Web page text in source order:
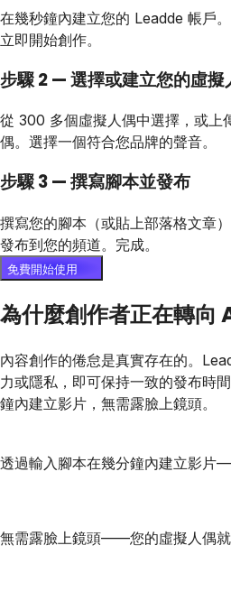
在幾秒鐘內建立您的 Leadde 帳戶
立即開始創作。
步驟 2 — 選擇或建立您的虛擬
從 300 多個虛擬人偶中選擇，或上
偶。選擇一個符合您品牌的聲音。
步驟 3 — 撰寫腳本並發布
撰寫您的腳本（或貼上部落格文章
發布到您的頻道。完成。
免費開始使用
為什麼創作者正在轉向
內容創作的倦怠是真實存在的。
力或隱私，即可保持一致的發布時
鐘內建立影片，無需露臉上鏡頭。
透過輸入腳本在幾分鐘內建立影片
無需露臉上鏡頭——您的虛擬人偶就